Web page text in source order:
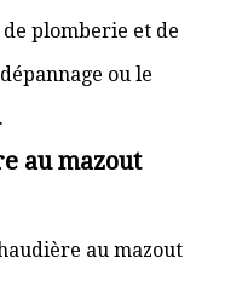
plomberie et de
ou le
au mazout
au mazout